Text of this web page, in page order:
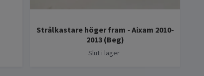
Strålkastare höger fram - Aixam 2010-
2013 (Beg)
Slut i lager